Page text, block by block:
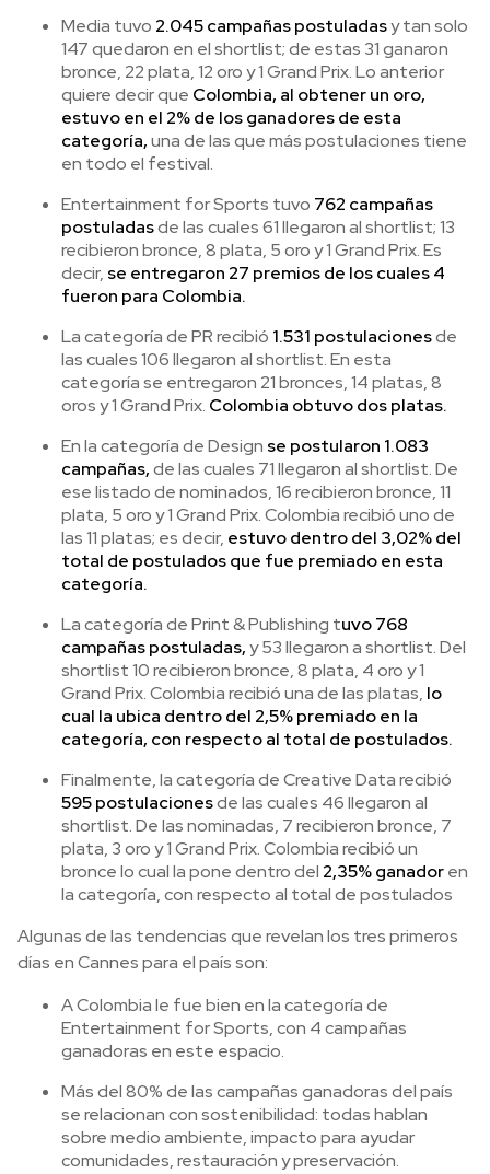
Media tuvo 2.045 campañas postuladasy tan solo
147 quedaron en el shortlist; de estas 31 ganaron
bronce, 22 plata, 12 oro y 1 Grand Prix. Lo anterior
quiere decir que Colombia, al obtener un oro,
estuvo en el 2% de los ganadores de esta
categoría,una de las que más postulaciones tiene
en todo el festival.
Entertainment for Sports tuvo 762 campañas
postuladasde las cuales 61 llegaron al shortlist; 13
recibieron bronce, 8 plata, 5 oro y 1 Grand Prix. Es
decir, se entregaron 27 premios de los cuales 4
fueron para Colombia.
La categoría de PR recibió 1.531 postulacionesde
las cuales 106 llegaron al shortlist. En esta
categoría se entregaron 21 bronces, 14 platas, 8
oros y 1 Grand Prix. Colombia obtuvo dos platas.
En la categoría de Design se postularon 1.083
campañas,de las cuales 71 llegaron al shortlist. De
ese listado de nominados, 16 recibieron bronce, 11
plata, 5 oro y 1 Grand Prix. Colombia recibió uno de
las 11 platas; es decir, estuvo dentro del 3,02% del
total de postulados que fue premiado en esta
categoría.
La categoría de Print & Publishing tuvo 768
campañas postuladas,y 53 llegaron a shortlist. Del
shortlist 10 recibieron bronce, 8 plata, 4 oro y 1
Grand Prix. Colombia recibió una de las platas, lo
cual la ubica dentro del 2,5% premiado en la
categoría, con respecto al total de postulados.
Finalmente, la categoría de Creative Data recibió
595 postulacionesde las cuales 46 llegaron al
shortlist. De las nominadas, 7 recibieron bronce, 7
plata, 3 oro y 1 Grand Prix. Colombia recibió un
bronce lo cual la pone dentro del 2,35% ganadoren
la categoría, con respecto al total de postulados
Algunas de las tendencias que revelan los tres primeros
días en Cannes para el país son:
A Colombia le fue bien en la categoría de
Entertainment for Sports, con 4 campañas
ganadoras en este espacio.
Más del 80% de las campañas ganadoras del país
se relacionan con sostenibilidad: todas hablan
sobre medio ambiente, impacto para ayudar
comunidades, restauración y preservación.